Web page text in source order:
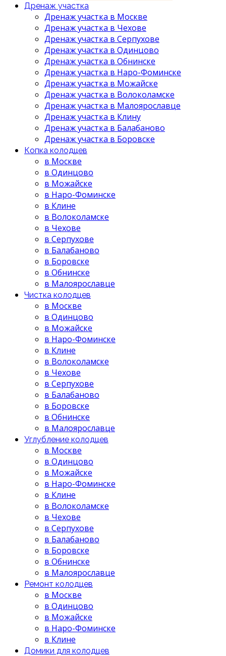
Дренаж участка
Дренаж участка в Москве
Дренаж участка в Чехове
Дренаж участка в Серпухове
Дренаж участка в Одинцово
Дренаж участка в Обнинске
Дренаж участка в Наро-Фоминске
Дренаж участка в Можайске
Дренаж участка в Волоколамске
Дренаж участка в Малоярославце
Дренаж участка в Клину
Дренаж участка в Балабаново
Дренаж участка в Боровске
Копка колодцев
в Москве
в Одинцово
в Можайске
в Наро-Фоминске
в Клине
в Волоколамске
в Чехове
в Серпухове
в Балабаново
в Боровске
в Обнинске
в Малоярославце
Чистка колодцев
в Москве
в Одинцово
в Можайске
в Наро-Фоминске
в Клине
в Волоколамске
в Чехове
в Серпухове
в Балабаново
в Боровске
в Обнинске
в Малоярославце
Углубление колодцев
в Москве
в Одинцово
в Можайске
в Наро-Фоминске
в Клине
в Волоколамске
в Чехове
в Серпухове
в Балабаново
в Боровске
в Обнинске
в Малоярославце
Ремонт колодцев
в Москве
в Одинцово
в Можайске
в Наро-Фоминске
в Клине
Домики для колодцев